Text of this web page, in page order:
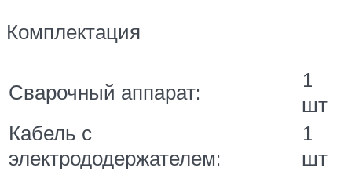
Комплектация
Сварочный аппарат:
1
шт
Кабель с
электрододержателем:
1
шт